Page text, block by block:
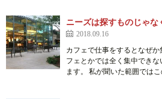
ニーズは探すものじゃな
2018.09.16
カフェで仕事をするとなぜ
フェとかでは全く集中でき
ます。 私が聞いた範囲では